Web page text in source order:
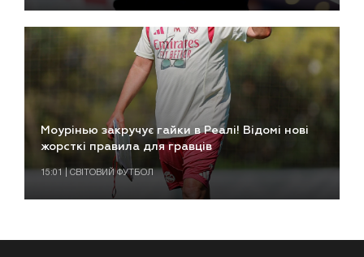
Моурінью закручує гайки в Реалі! Відомі нові
жорсткі правила для гравців
15:01 | СВІТОВИЙ ФУТБОЛ